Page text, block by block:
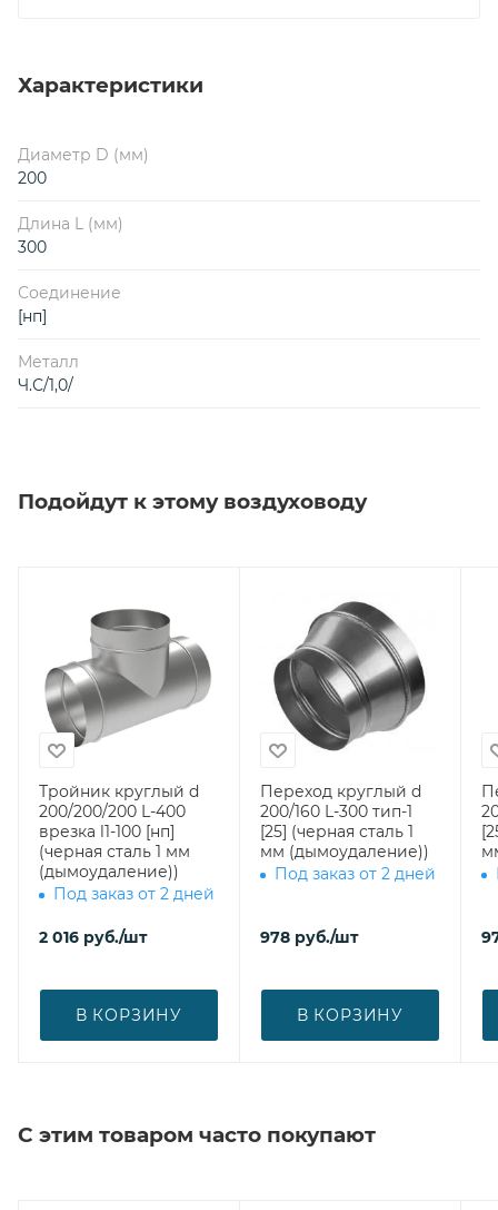
Характеристики
Диаметр D (мм)
200
Длина L (мм)
300
Соединение
[нп]
Металл
Ч.С/1,0/
Подойдут к этому воздуховоду
Тройник круглый d
200/200/200 L-400
врезка l1-100 [нп]
(черная сталь 1 мм
(дымоудаление))
Под заказ от 2 дней
2 016 руб./шт
В КОРЗИНУ
Переход круглый d
200/160 L-300 тип-1
[25] (черная сталь 1
мм (дымоудаление))
Под заказ от 2 дней
978 руб./шт
В КОРЗИНУ
С этим товаром часто покупают